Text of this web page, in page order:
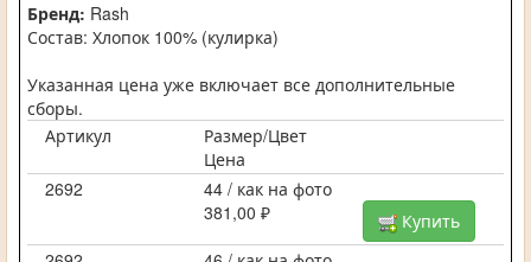
Бренд: Rash
Состав: Хлопок 100% (кулирка)
Указанная цена уже включает все дополнительные
сборы.
Артикул
Размер/Цвет
Цена
2692
44 / как на фото
381,00 ₽
Купить